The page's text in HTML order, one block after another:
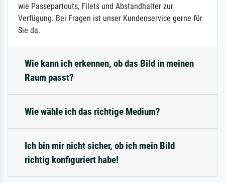
wie Passepartouts, Filets und Abstandhalter zur
Verfügung. Bei Fragen ist unser Kundenservice gerne für
Sie da.
Wie kann ich erkennen, ob das Bild in meinen
Raum passt?
Wie wähle ich das richtige Medium?
Ich bin mir nicht sicher, ob ich mein Bild
richtig konfiguriert habe!